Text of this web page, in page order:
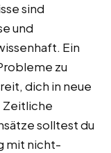
sind
und
Ein
zu
dich in neue
Zeitliche
solltest du
mit nicht-